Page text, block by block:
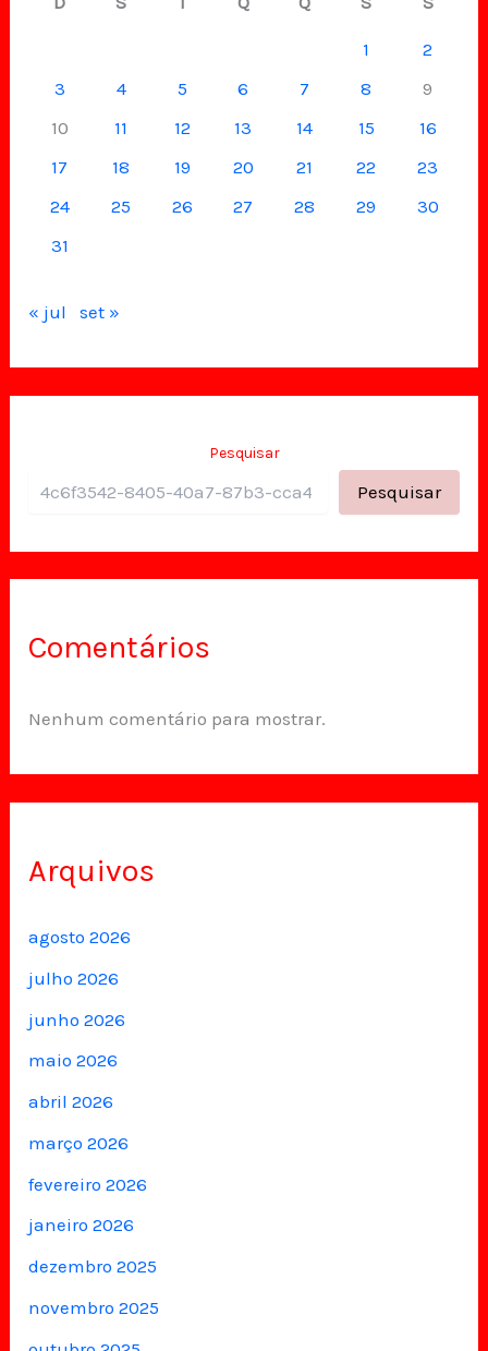
1
2
3
4 5 6 7 8
9
10
11 12 13 14 15
16
17
18 19 20 21 22
23
24
25 26 27 28 29
30
31
« jul set »
Pesquisar
Pesquisar
Comentários
Nenhum comentário para mostrar.
Arquivos
agosto 2026
julho 2026
junho 2026
maio 2026
abril 2026
março 2026
fevereiro 2026
janeiro 2026
dezembro 2025
novembro 2025